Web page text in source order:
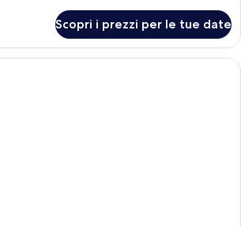
Scopri i prezzi per le tue date